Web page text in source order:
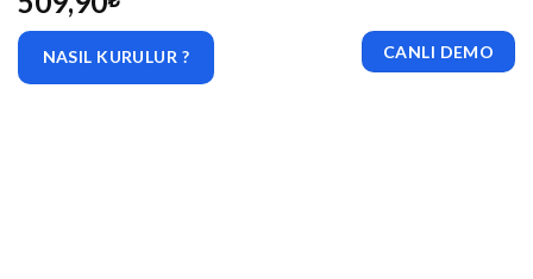
NASIL KURULUR ? CANLI DEMO